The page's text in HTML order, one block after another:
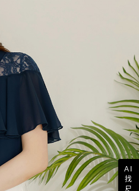
AI
找
尺